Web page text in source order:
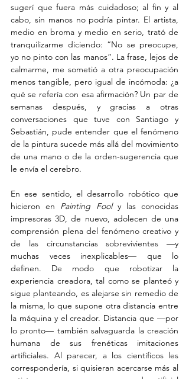
sugerí que fuera más cuidadoso; al fin y al
cabo, sin manos no podría pintar. El artista,
medio en broma y medio en serio, trató de
tranquilizarme diciendo: “No se preocupe,
yo no pinto con las manos”. La frase, lejos de
calmarme, me sometió a otra preocupación
menos tangible, pero igual de incómoda: ¿a
qué se refería con esa afirmación? Un par de
semanas después, y gracias a otras
conversaciones que tuve con Santiago y
Sebastián, pude entender que el fenómeno
de la pintura sucede más allá del movimiento
de una mano o de la orden-sugerencia que
le envía el cerebro.
En ese sentido, el desarrollo robótico que
hicieron en Painting Fool y las conocidas
impresoras 3D, de nuevo, adolecen de una
comprensión plena del fenómeno creativo y
de las circunstancias sobrevivientes —y
muchas veces inexplicables— que lo
definen. De modo que robotizar la
experiencia creadora, tal como se planteó y
sigue planteando, es alejarse sin remedio de
la misma, lo que supone otra distancia entre
la máquina y el creador. Distancia que —por
lo pronto— también salvaguarda la creación
humana de sus frenéticas imitaciones
artificiales. Al parecer, a los científicos les
correspondería, si quisieran acercarse más al